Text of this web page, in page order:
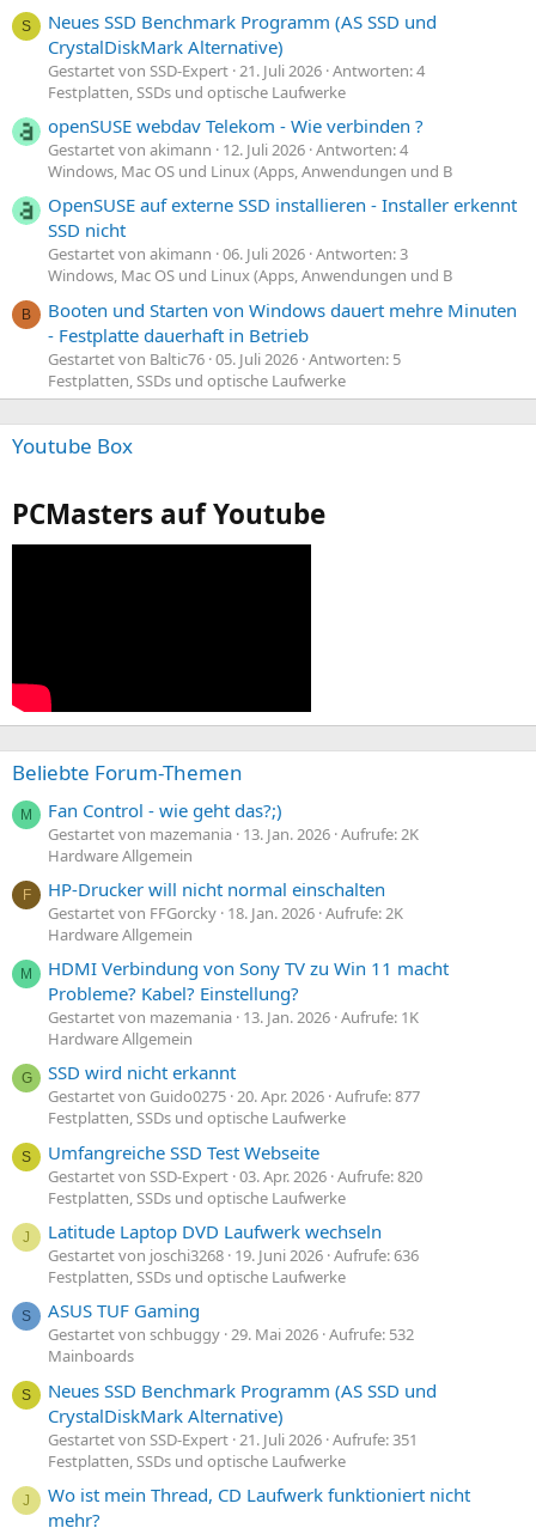
S
Neues SSD Benchmark Programm (AS SSD und
CrystalDiskMark Alternative)
Gestartet von SSD-Expert 21. Juli 2026 Antworten: 4
Festplatten, SSDs und optische Laufwerke
openSUSE webdav Telekom - Wie verbinden ?
Gestartet von akimann 12. Juli 2026 Antworten: 4
Windows, Mac OS und Linux (Apps, Anwendungen und B
OpenSUSE auf externe SSD installieren - Installer erkennt
SSD nicht
Gestartet von akimann 06. Juli 2026 Antworten: 3
Windows, Mac OS und Linux (Apps, Anwendungen und B
B
Booten und Starten von Windows dauert mehre Minuten
- Festplatte dauerhaft in Betrieb
Gestartet von Baltic76 05. Juli 2026 Antworten: 5
Festplatten, SSDs und optische Laufwerke
Youtube Box
PCMasters auf Youtube
Beliebte Forum-Themen
M Fan Control - wie geht das?;)
Gestartet von mazemania 13. Jan. 2026 Aufrufe: 2K
Hardware Allgemein
F HP-Drucker will nicht normal einschalten
Gestartet von FFGorcky 18. Jan. 2026 Aufrufe: 2K
Hardware Allgemein
M
HDMI Verbindung von Sony TV zu Win 11 macht
Probleme? Kabel? Einstellung?
Gestartet von mazemania 13. Jan. 2026 Aufrufe: 1K
Hardware Allgemein
G SSD wird nicht erkannt
Gestartet von Guido0275 20. Apr. 2026 Aufrufe: 877
Festplatten, SSDs und optische Laufwerke
S Umfangreiche SSD Test Webseite
Gestartet von SSD-Expert 03. Apr. 2026 Aufrufe: 820
Festplatten, SSDs und optische Laufwerke
J Latitude Laptop DVD Laufwerk wechseln
Gestartet von joschi3268 19. Juni 2026 Aufrufe: 636
Festplatten, SSDs und optische Laufwerke
S ASUS TUF Gaming
Gestartet von schbuggy 29. Mai 2026 Aufrufe: 532
Mainboards
S
Neues SSD Benchmark Programm (AS SSD und
CrystalDiskMark Alternative)
Gestartet von SSD-Expert 21. Juli 2026 Aufrufe: 351
Festplatten, SSDs und optische Laufwerke
J
Wo ist mein Thread, CD Laufwerk funktioniert nicht
mehr?